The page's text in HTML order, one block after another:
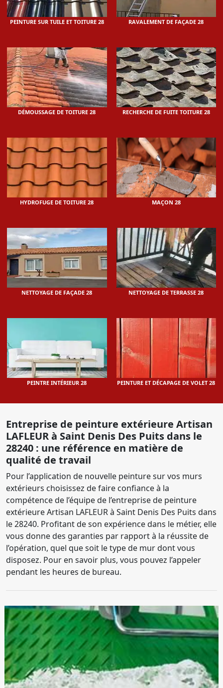
PEINTURE SUR TUILE ET TOITURE 28 RAVALEMENT DE FAÇADE 28
DÉMOUSSAGE DE TOITURE 28 RECHERCHE DE FUITE TOITURE 28
HYDROFUGE DE TOITURE 28 MAÇON 28
NETTOYAGE DE FAÇADE 28 NETTOYAGE DE TERRASSE 28
PEINTRE INTÉRIEUR 28 PEINTURE ET DÉCAPAGE DE VOLET 28
Entreprise de peinture extérieure Artisan
LAFLEUR à Saint Denis Des Puits dans le
28240 : une référence en matière de
qualité de travail
Pour l’application de nouvelle peinture sur vos murs
extérieurs choisissez de faire confiance à la
compétence de l’équipe de l’entreprise de peinture
extérieure Artisan LAFLEUR à Saint Denis Des Puits dans
le 28240. Profitant de son expérience dans le métier, elle
vous donne des garanties par rapport à la réussite de
l’opération, quel que soit le type de mur dont vous
disposez. Pour en savoir plus, vous pouvez l’appeler
pendant les heures de bureau.